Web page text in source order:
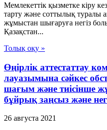
Мемлекеттік қызметке кіру
тарту және соттылық туралы
жұмыстан шығаруға негіз
Қазақстан...
Толық оқу »
Өңірлік аттестаттау
лауазымына сәйкес
шағым және тиісінше
бұйрық заңсыз және
26 августа 2021